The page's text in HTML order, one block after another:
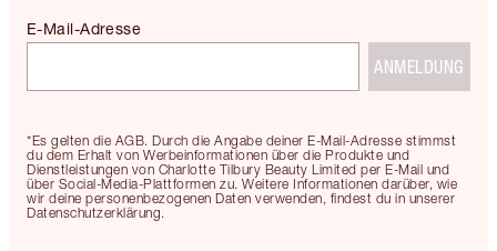
*Es gelten die AGB. Durch die Angabe deiner E-Mail-Adresse stimmst
du dem Erhalt von Werbeinformationen über die Produkte und
Dienstleistungen von Charlotte Tilbury Beauty Limited per E-Mail und
über Social-Media-Plattformen zu. Weitere Informationen darüber, wie
wir deine personenbezogenen Daten verwenden, findest du in unserer
Datenschutzerklärung.
E-Mail-Adresse
ANMELDUNG